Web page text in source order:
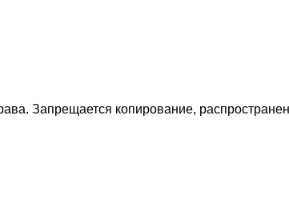
Запрещается копирование,